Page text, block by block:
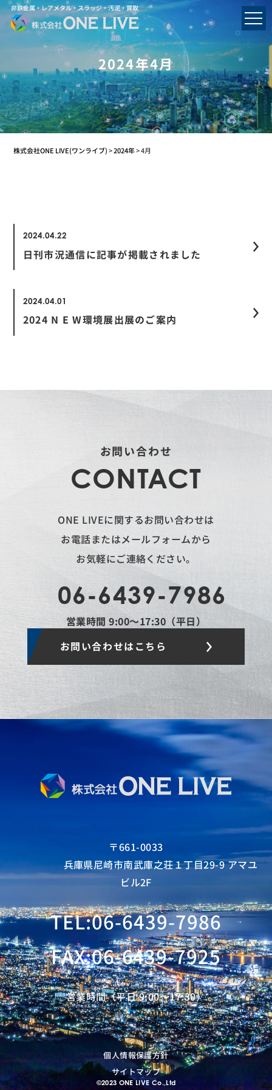
非鉄金属・レアメタル・スラッジ・汚泥・買取
2024年4月
株式会社ONE LIVE(ワンライブ)>2024年>4月
2024.04.22
日刊市況通信に記事が掲載されました
2024.04.01
2024 N E W環境展出展のご案内
お問い合わせ
CONTACT
ONE LIVEに関するお問い合わせは
お電話またはメールフォームから
お気軽にご連絡ください。
06-6439-7986
営業時間 9:00〜17:30（平日）
お問い合わせはこちら
〒661-0033
兵庫県尼崎市南武庫之荘１丁目29-9 アマユ
ビル2F
TEL:06-6439-7986
FAX:06-6439-7925
営業時間（平日 9:00〜17:30）
©2023 ONE LIVE Co.,Ltd
個人情報保護方針
サイトマップ